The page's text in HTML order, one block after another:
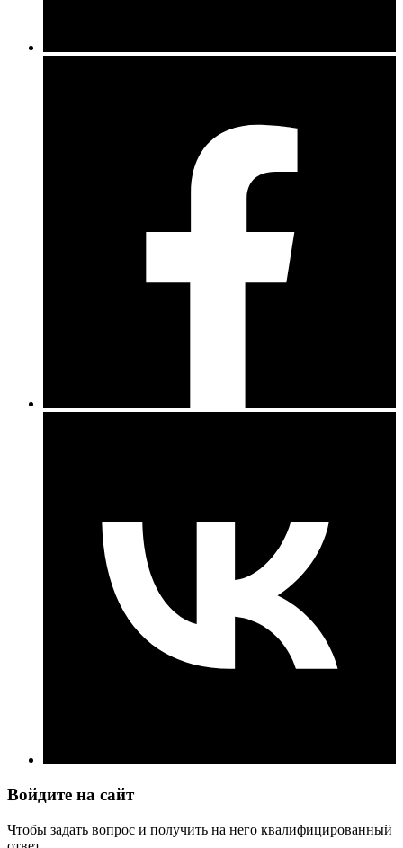
Войдите на сайт
Чтобы задать вопрос и получить на него квалифицированный